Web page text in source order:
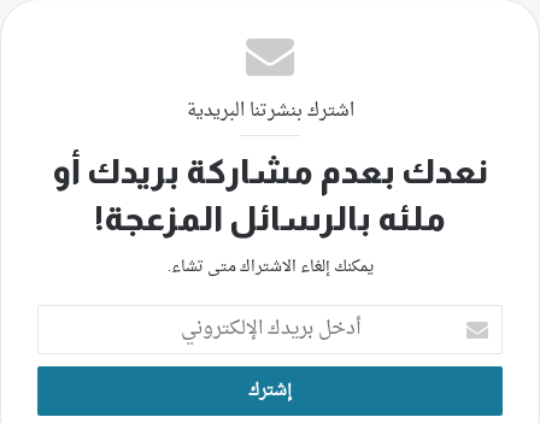
اشترك بنشرتنا البريدية
نعدك بعدم مشاركة بريدك أو
ملئه بالرسائل المزعجة!
يمكنك إلغاء الاشتراك متى تشاء.
أدخل
بريدك
الإلكتروني